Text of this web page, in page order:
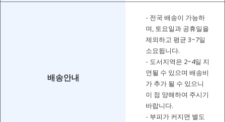
배송안내
- 전국 배송이 가능하
며, 토요일과 공휴일을
제외하고 평균 3~7일
소요됩니다.
- 도서지역은 2~4일 지
연될 수 있으며 배송비
가 추가 될 수 있으니
이 점 양해하여 주시기
바랍니다.
- 부피가 커지면 별도